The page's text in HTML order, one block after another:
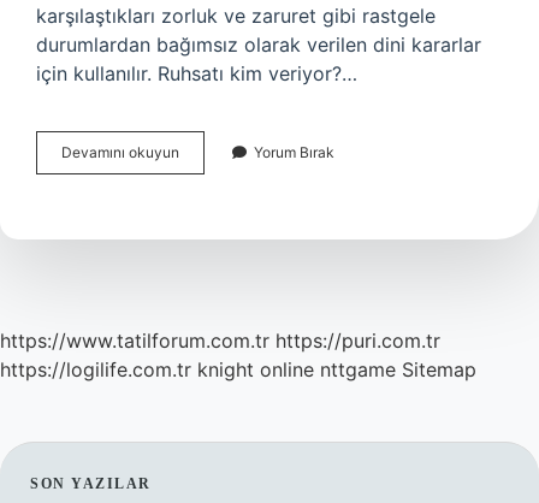
karşılaştıkları zorluk ve zaruret gibi rastgele
durumlardan bağımsız olarak verilen dini kararlar
için kullanılır. Ruhsatı kim veriyor?…
Devamını okuyun
Ne
Yorum Bırak
https://www.tatilforum.com.tr https://puri.com.tr
https://logilife.com.tr knight online nttgame Sitemap
SON YAZILAR